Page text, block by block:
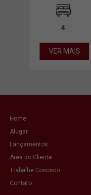
4
VER MAIS
Home
Alugar
Lançamentos
Área do Cliente
Trabalhe Conosco
Contato